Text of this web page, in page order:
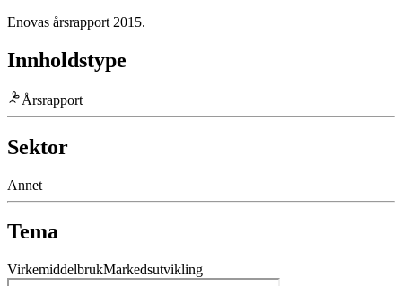
Enovas årsrapport 2015.
Innholdstype
Årsrapport
Sektor
Annet
Tema
VirkemiddelbrukMarkedsutvikling